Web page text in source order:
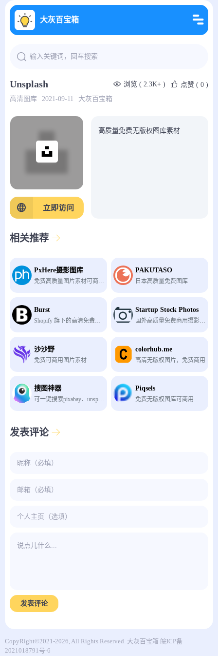
大灰百宝箱
Unsplash 浏览 ( 2.3K+ ) 点赞 ( 0 )
高清图库
2021-09-11 大灰百宝箱
立即访问
高质量免费无版权图库素材
相关推荐
PxHere摄影图库
免费高质量图片素材可商用.
PAKUTASO
日本高质量免费图库
Burst
Shopify 旗下的高清免费商用图库
Startup Stock Photos
国外高质量免费商用摄影图库
沙沙野
免费可商用图片素材
colorhub.me
高清无版权图片，免费商用
搜图神器
可一键搜索pixabay、unsplash、pexels等多家免版权图库
Piqsels
免费无版权图库可商用
发表评论
发表评论
CopyRight©2021-2026, All Rights Reserved. 大灰百宝箱 皖ICP备
2021018791号-6